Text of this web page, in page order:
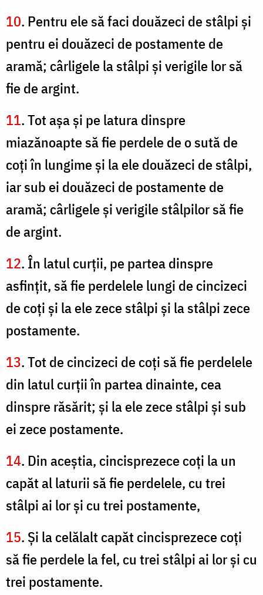
10. Pentru ele să faci douăzeci de stâlpi şi
pentru ei douăzeci de postamente de
aramă; cârligele la stâlpi şi verigile lor să
fie de argint.
11. Tot aşa şi pe latura dinspre
miazănoapte să fie perdele de o sută de
coţi în lungime şi la ele douăzeci de stâlpi,
iar sub ei douăzeci de postamente de
aramă; cârligele şi verigile stâlpilor să fie
de argint.
12. În latul curţii, pe partea dinspre
asfinţit, să fie perdelele lungi de cincizeci
de coţi şi la ele zece stâlpi şi la stâlpi zece
postamente.
13. Tot de cincizeci de coţi să fie perdelele
din latul curţii în partea dinainte, cea
dinspre răsărit; şi la ele zece stâlpi şi sub
ei zece postamente.
14. Din aceştia, cincisprezece coţi la un
capăt al laturii să fie perdelele, cu trei
stâlpi ai lor şi cu trei postamente,
15. Şi la celălalt capăt cincisprezece coţi
să fie perdele la fel, cu trei stâlpi ai lor şi cu
trei postamente.